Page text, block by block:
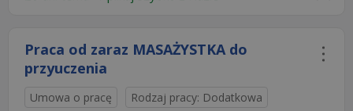
Praca od zaraz MASAŻYSTKA do
przyuczenia
Umowa o pracę Rodzaj pracy: Dodatkowa